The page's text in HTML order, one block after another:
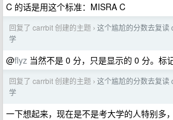
C 的话是用这个标准：MISRA C
回复了 carrbit 创建的主题 › 这个尴尬的分数去复读
学
@flyz 当然不是 0 分，只是显示的 0 分。标
回复了 carrbit 创建的主题 › 这个尴尬的分数去复读
学
一下想起来，现在是不是考大学的人特别多